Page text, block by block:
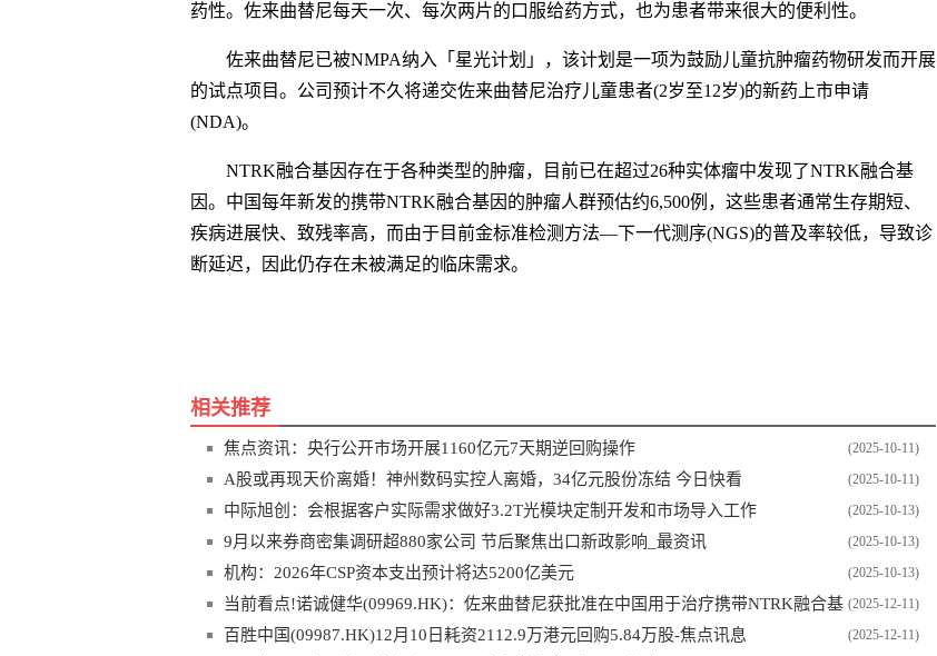
药性。佐来曲替尼每天一次、每次两片的口服给药方式，也为患者带来很大的便利性。
佐来曲替尼已被NMPA纳入「星光计划」，该计划是一项为鼓励儿童抗肿瘤药物研发而开展
的试点项目。公司预计不久将递交佐来曲替尼治疗儿童患者(2岁至12岁)的新药上市申请
(NDA)。
NTRK融合基因存在于各种类型的肿瘤，目前已在超过26种实体瘤中发现了NTRK融合基
因。中国每年新发的携带NTRK融合基因的肿瘤人群预估约6,500例，这些患者通常生存期短、
疾病进展快、致残率高，而由于目前金标准检测方法—下一代测序(NGS)的普及率较低，导致诊
断延迟，因此仍存在未被满足的临床需求。
相关推荐
(2025-10-11)
焦点资讯：央行公开市场开展1160亿元7天期逆回购操作
(2025-10-11)
A股或再现天价离婚！神州数码实控人离婚，34亿元股份冻结 今日快看
(2025-10-13)
中际旭创：会根据客户实际需求做好3.2T光模块定制开发和市场导入工作
(2025-10-13)
9月以来券商密集调研超880家公司 节后聚焦出口新政影响_最资讯
(2025-10-13)
机构：2026年CSP资本支出预计将达5200亿美元
(2025-12-11)
当前看点!诺诚健华(09969.HK)：佐来曲替尼获批准在中国用于治疗携带NTRK融合基
因的成人和青少年实体瘤患者
(2025-12-11)
百胜中国(09987.HK)12月10日耗资2112.9万港元回购5.84万股-焦点讯息